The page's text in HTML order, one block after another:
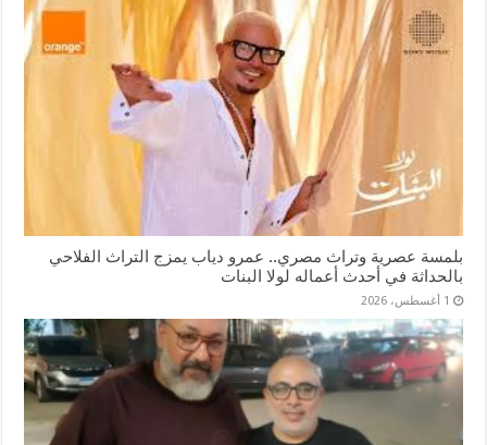
بلمسة عصرية وتراث مصري.. عمرو دياب يمزج التراث الفلاحي
بالحداثة في أحدث أعماله لولا البنات
1 أغسطس، 2026